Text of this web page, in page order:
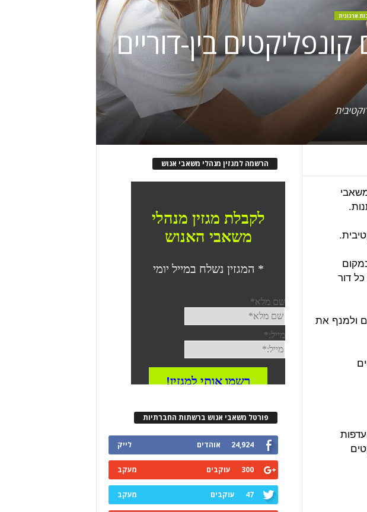
ארגונית
בין-דוריים
דור
ולמנף את
הרשמה למגזין מנהלי משאבי אנוש
פורטל משאבי אנוש ברשתות החברתיות
24,924 אוהדים לייק
300 עוקבים מעקב
47 עוקבים מעקב